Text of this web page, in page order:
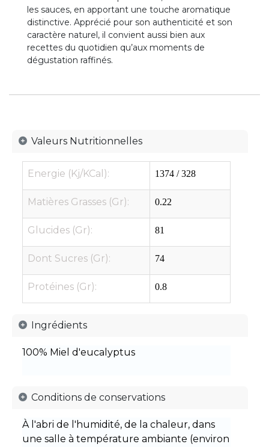
les sauces, en apportant une touche aromatique
distinctive. Apprécié pour son authenticité et son
caractère naturel, il convient aussi bien aux
recettes du quotidien qu’aux moments de
dégustation raffinés.
Valeurs Nutritionnelles
Energie (Kj/KCal): 1374 / 328
Matières Grasses (Gr): 0.22
Glucides (Gr): 81
Dont Sucres (Gr): 74
Protéines (Gr): 0.8
Ingrédients
100% Miel d'eucalyptus
Conditions de conservations
À l'abri de l'humidité, de la chaleur, dans
une salle à température ambiante (environ